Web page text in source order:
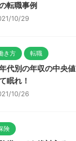
転職事例
10/29
き方 転職
年代別の年収の中央
眠れ！
10/26
険